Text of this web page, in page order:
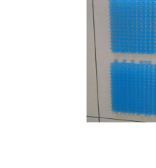
Instalace a montáž